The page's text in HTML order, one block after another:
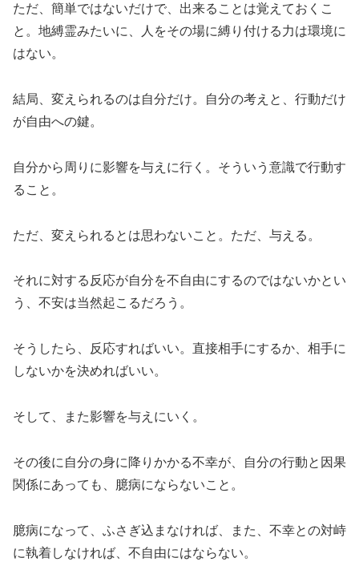
ただ、簡単ではないだけで、出来ることは覚えておくこ
と。地縛霊みたいに、人をその場に縛り付ける力は環境に
はない。
結局、変えられるのは自分だけ。自分の考えと、行動だけ
が自由への鍵。
自分から周りに影響を与えに行く。そういう意識で行動す
ること。
ただ、変えられるとは思わないこと。ただ、与える。
それに対する反応が自分を不自由にするのではないかとい
う、不安は当然起こるだろう。
そうしたら、反応すればいい。直接相手にするか、相手に
しないかを決めればいい。
そして、また影響を与えにいく。
その後に自分の身に降りかかる不幸が、自分の行動と因果
関係にあっても、臆病にならないこと。
臆病になって、ふさぎ込まなければ、また、不幸との対峙
に執着しなければ、不自由にはならない。